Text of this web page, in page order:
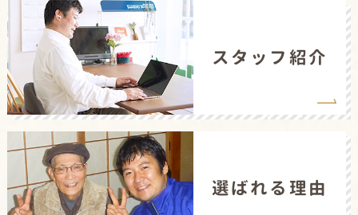
スタッフ紹介
選ばれる理由